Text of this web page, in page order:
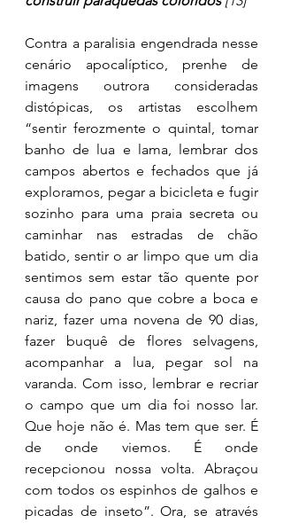
Contra a paralisia engendrada nesse
cenário apocalíptico, prenhe de
imagens outrora consideradas
distópicas, os artistas escolhem
“sentir ferozmente o quintal, tomar
banho de lua e lama, lembrar dos
campos abertos e fechados que já
exploramos, pegar a bicicleta e fugir
sozinho para uma praia secreta ou
caminhar nas estradas de chão
batido, sentir o ar limpo que um dia
sentimos sem estar tão quente por
causa do pano que cobre a boca e
nariz, fazer uma novena de 90 dias,
fazer buquê de flores selvagens,
acompanhar a lua, pegar sol na
varanda. Com isso, lembrar e recriar
o campo que um dia foi nosso lar.
Que hoje não é. Mas tem que ser. É
de onde viemos. É onde
recepcionou nossa volta. Abraçou
com todos os espinhos de galhos e
picadas de inseto”. Ora, se através